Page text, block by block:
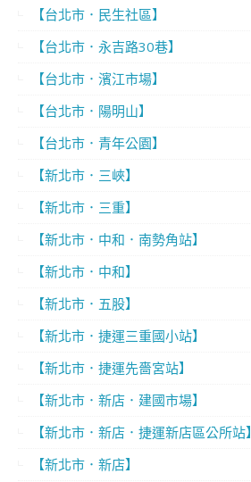
【台北市．民生社區】
【台北市．永吉路30巷】
【台北市．濱江市場】
【台北市．陽明山】
【台北市．青年公園】
【新北市．三峽】
【新北市．三重】
【新北市．中和．南勢角站】
【新北市．中和】
【新北市．五股】
【新北市．捷運三重國小站】
【新北市．捷運先嗇宮站】
【新北市．新店．建國市場】
【新北市．新店．捷運新店區公所站】
【新北市．新店】